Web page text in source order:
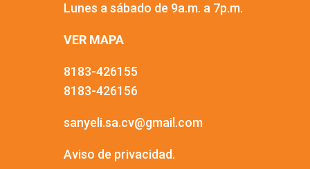
Lunes a sábado de 9a.m. a 7p.m.
VER MAPA
8183-426155
8183-426156
sanyeli.sa.cv@gmail.com
Aviso de privacidad.